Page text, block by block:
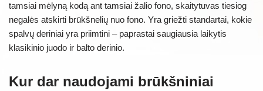
tamsiai mėlyną kodą ant tamsiai žalio fono, skaitytuvas tiesiog
negalės atskirti brūkšnelių nuo fono. Yra griežti standartai, kokie
spalvų deriniai yra priimtini – paprastai saugiausia laikytis
klasikinio juodo ir balto derinio.
Kur dar naudojami brūkšniniai